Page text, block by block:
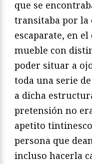
que se
transitaba por la
escaparate, en
mueble con
poder situar a
toda una serie
a dicha
pretensión no
apetito
persona que
incluso hacerla